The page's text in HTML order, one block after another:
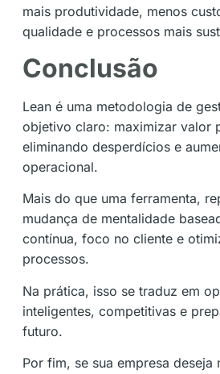
mais produtividade, menos
qualidade e processos mais
Conclusão
Lean é uma metodologia de
objetivo claro: maximizar valor
eliminando desperdícios e
operacional.
Mais do que uma ferramenta,
mudança de mentalidade
contínua, foco no cliente e
processos.
Na prática, isso se traduz em
inteligentes, competitivas e
futuro.
Por fim, se sua empresa deseja